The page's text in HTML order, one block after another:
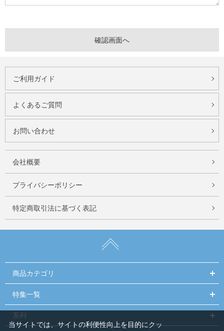
ご利用ガイド
よくあるご質問
お問い合わせ
会社概要
プライバシーポリシー
特定商取引法に基づく表記
商品カテゴリ
特集一覧
系列
当サイトでは、サイトの利便性向上を目的にクッ